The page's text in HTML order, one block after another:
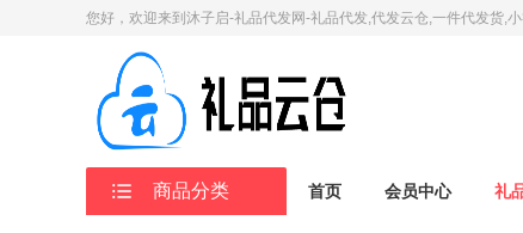
您好，欢迎来到沐子启-礼品代发网-礼品代发,代发云仓,一件代发货,
商品分类 首页 会员中心 礼